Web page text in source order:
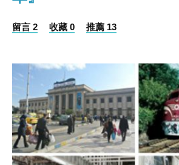
留言 2 收藏 0 推薦 13